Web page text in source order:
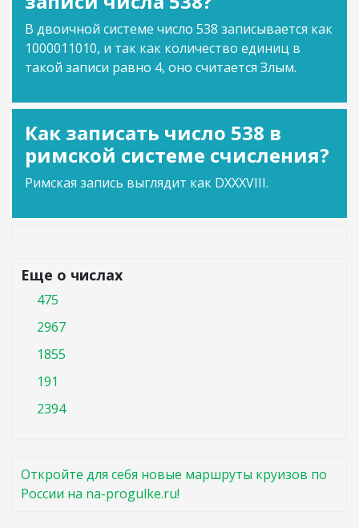
В двоичной системе число 538 записывается как
1000011010, и так как количество единиц в
такой записи равно 4, оно считается Злым.
Как записать число 538 в
римской системе счисления?
Римская запись выглядит как DXXXVIII.
Еще о числах
475
2967
1855
191
2394
Откройте для себя новые маршруты круизов по
России на na-progulke.ru!